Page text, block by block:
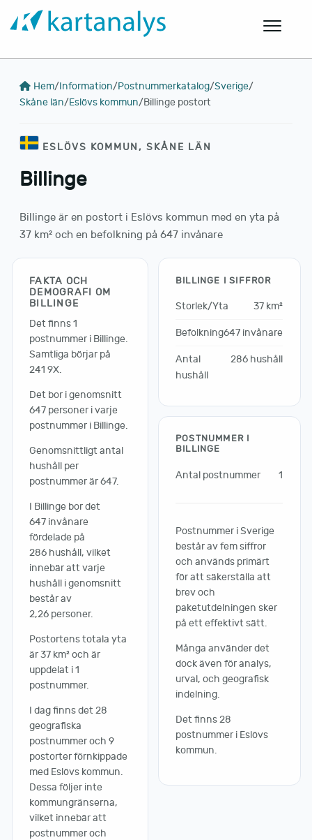
Hem/Information/Postnummerkatalog/Sverige/
Skåne län/Eslövs kommun/Billinge postort
ESLÖVS KOMMUN, SKÅNE LÄN
Billinge
Billinge är en postort i Eslövs kommun med en yta på
37 km² och en befolkning på 647 invånare
FAKTA OCH
DEMOGRAFI OM
BILLINGE
Det finns 1
postnummer i Billinge.
Samtliga börjar på
241 9X.
Det bor i genomsnitt
647 personer i varje
postnummer i Billinge.
Genomsnittligt antal
hushåll per
postnummer är 647.
I Billinge bor det
647 invånare
fördelade på
286 hushåll, vilket
innebär att varje
hushåll i genomsnitt
består av
2,26 personer.
Postortens totala yta
är 37 km² och är
uppdelat i 1
postnummer.
I dag finns det 28
geografiska
postnummer och 9
postorter förnkippade
med Eslövs kommun.
Dessa följer inte
kommungränserna,
vilket innebär att
postnummer och
BILLINGE I SIFFROR
Storlek/Yta 37 km²
Befolkning647 invånare
Antal
hushåll
286 hushåll
POSTNUMMER I
BILLINGE
Antal postnummer 1
Postnummer i Sverige
består av fem siffror
och används primärt
för att säkerställa att
brev och
paketutdelningen sker
på ett effektivt sätt.
Många använder det
dock även för analys,
urval, och geografisk
indelning.
Det finns 28
postnummer i Eslövs
kommun.